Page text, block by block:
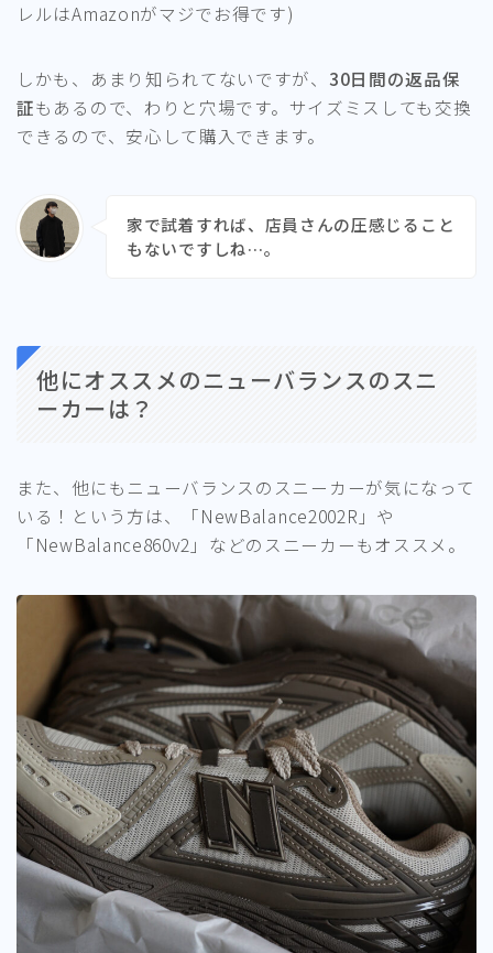
レルはAmazonがマジでお得です)
しかも、あまり知られてないですが、 30日間の返品保
証もあるので、わりと穴場です。サイズミスしても交換
できるので、安心して購入できます。
家で試着すれば、店員さんの圧感じること
もないですしね…。
他にオススメのニューバランスのスニ
ーカーは？
また、他にもニューバランスのスニーカーが気になって
いる！という方は、「NewBalance2002R」や
「NewBalance860v2」などのスニーカーもオススメ。